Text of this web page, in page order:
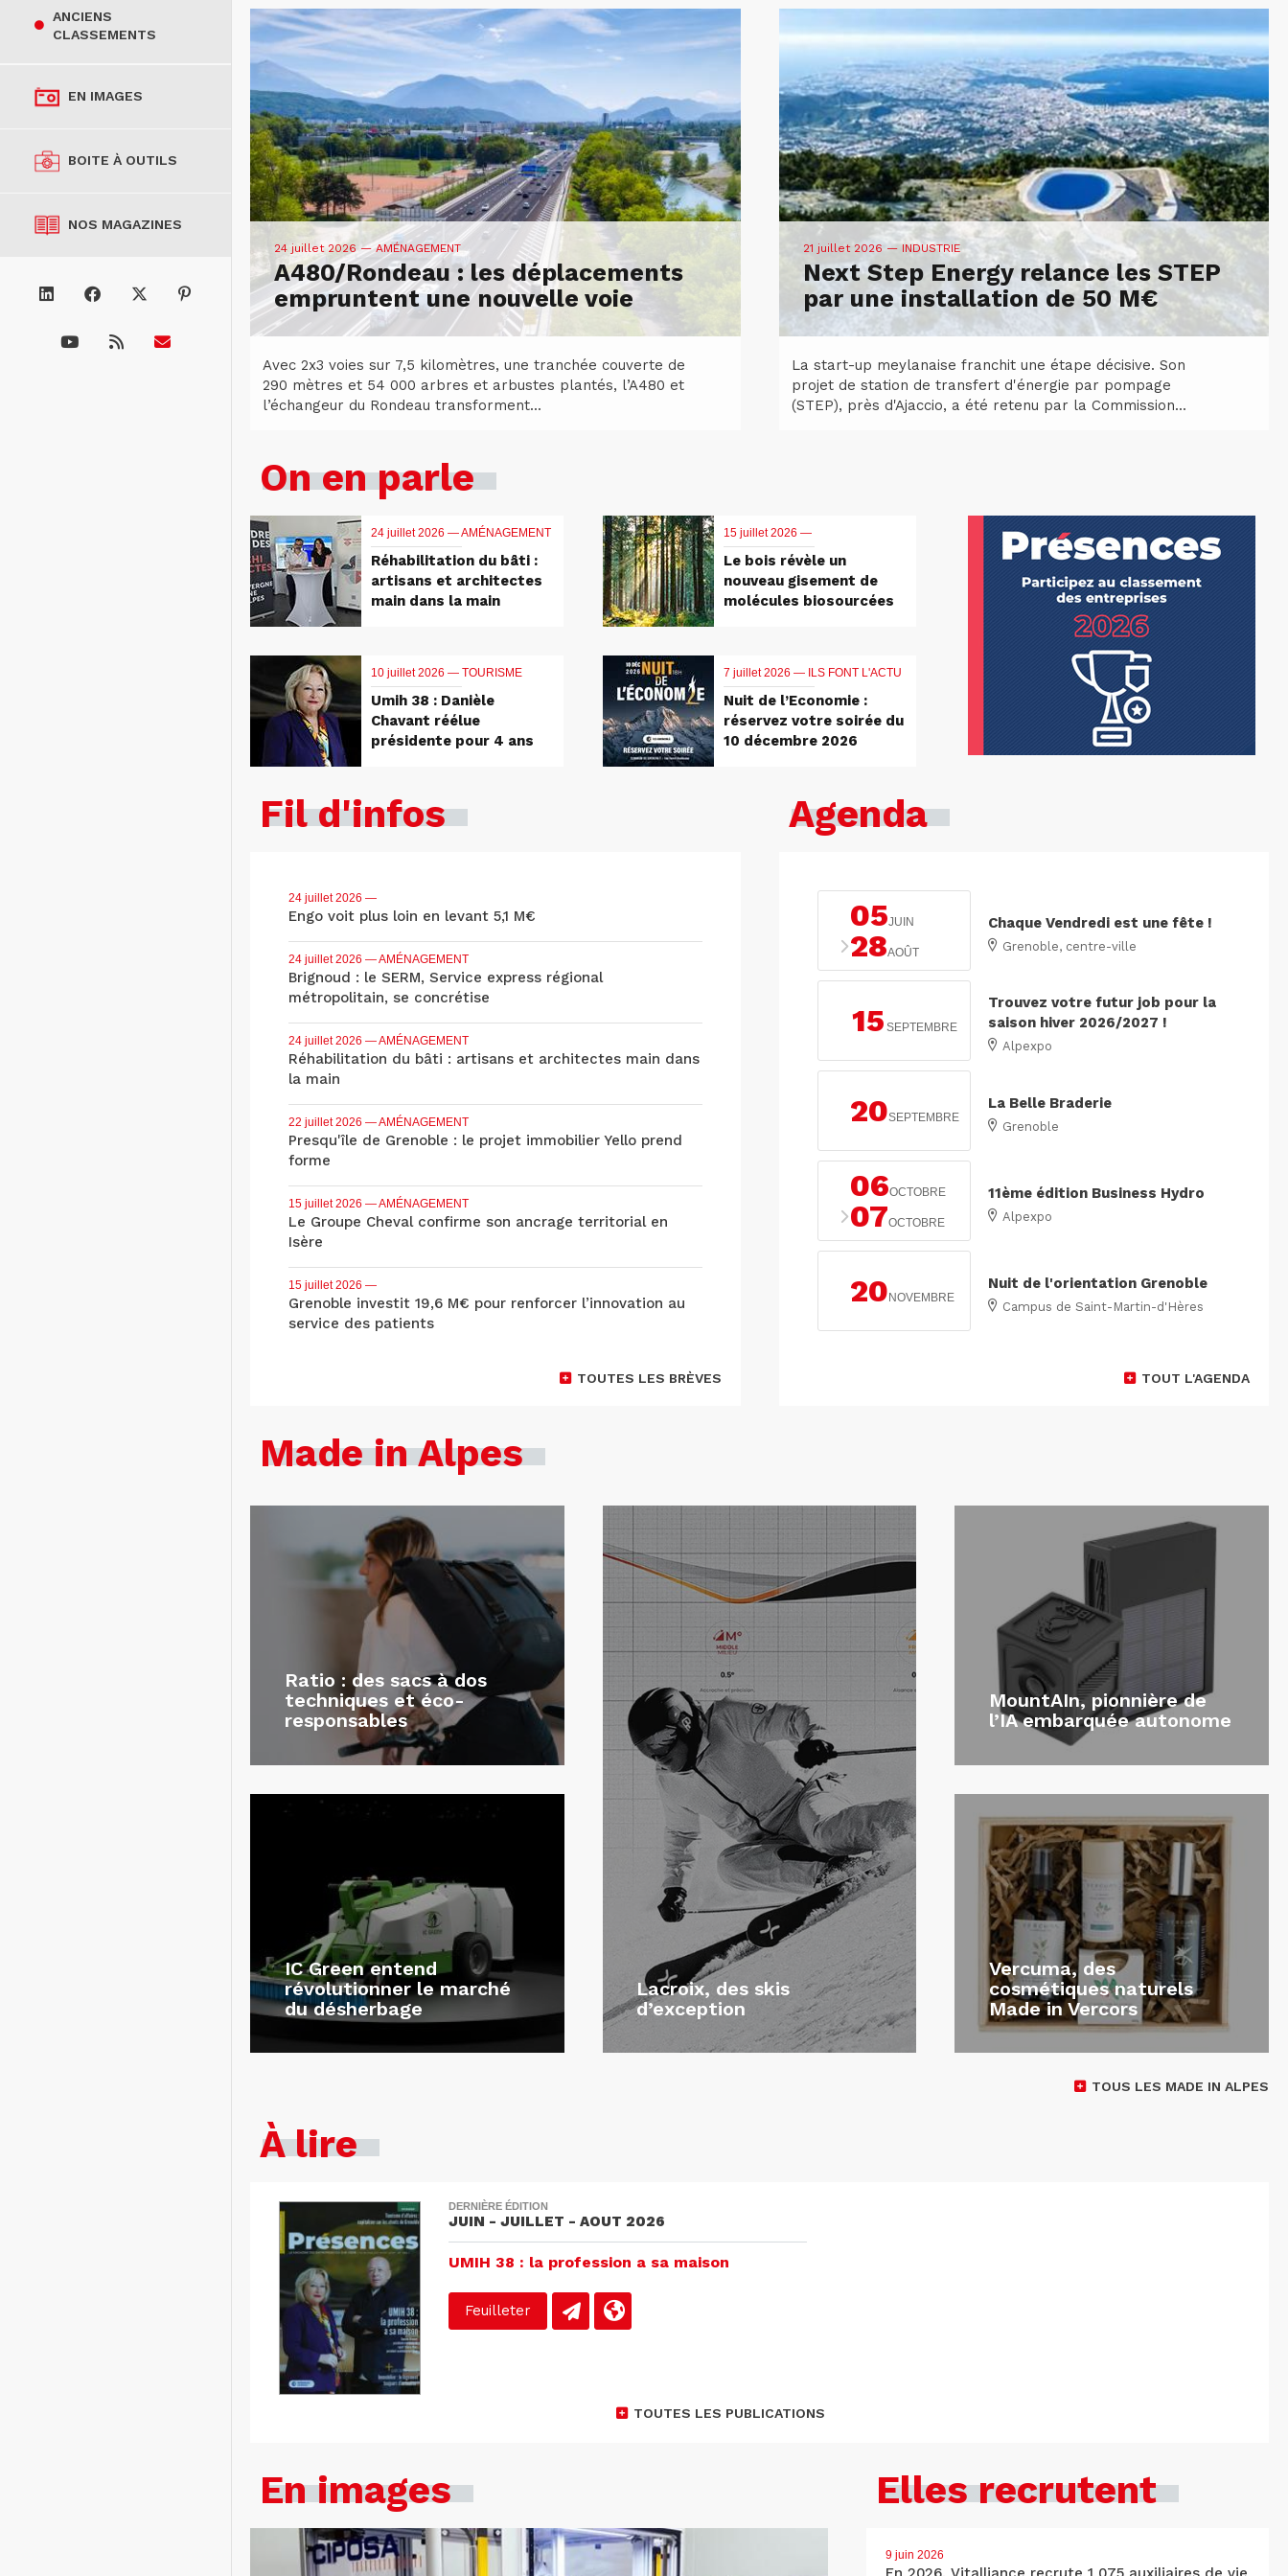
ANCIENS
CLASSEMENTS
EN IMAGES
BOITE À OUTILS
NOS MAGAZINES
24 juillet 2026 — AMÉNAGEMENT
A480/Rondeau : les déplacements
empruntent une nouvelle voie
Avec 2x3 voies sur 7,5 kilomètres, une tranchée couverte de
290 mètres et 54 000 arbres et arbustes plantés, l’A480 et
l’échangeur du Rondeau transforment...
21 juillet 2026 — INDUSTRIE
Next Step Energy relance les STEP
par une installation de 50 M€
La start-up meylanaise franchit une étape décisive. Son
projet de station de transfert d'énergie par pompage
(STEP), près d'Ajaccio, a été retenu par la Commission...
On en parle
24 juillet 2026 —AMÉNAGEMENT
Réhabilitation du bâti :
artisans et architectes
main dans la main
15 juillet 2026 —
Le bois révèle un
nouveau gisement de
molécules biosourcées
10 juillet 2026 — TOURISME
Umih 38 : Danièle
Chavant réélue
présidente pour 4 ans
7 juillet 2026 — ILS FONT L'ACTU
Nuit de l’Economie :
réservez votre soirée du
10 décembre 2026
Fil d'infos
24 juillet 2026 —
Engo voit plus loin en levant 5,1 M€
24 juillet 2026 — AMÉNAGEMENT
Brignoud : le SERM, Service express régional
métropolitain, se concrétise
24 juillet 2026 — AMÉNAGEMENT
Réhabilitation du bâti : artisans et architectes main dans
la main
22 juillet 2026 — AMÉNAGEMENT
Presqu'île de Grenoble : le projet immobilier Yello prend
forme
15 juillet 2026 — AMÉNAGEMENT
Le Groupe Cheval confirme son ancrage territorial en
Isère
15 juillet 2026 —
Grenoble investit 19,6 M€ pour renforcer l’innovation au
service des patients
TOUTES LES BRÈVES
Agenda
05JUIN
28AOÛT
Chaque Vendredi est une fête !
Grenoble, centre-ville
15 SEPTEMBRE
Trouvez votre futur job pour la
saison hiver 2026/2027 !
Alpexpo
20SEPTEMBRE
La Belle Braderie
Grenoble
06OCTOBRE
07OCTOBRE
11ème édition Business Hydro
Alpexpo
20 NOVEMBRE
Nuit de l'orientation Grenoble
Campus de Saint-Martin-d'Hères
TOUT L'AGENDA
Made in Alpes
Ratio : des sacs à dos
techniques et éco-
responsables
IC Green entend
révolutionner le marché
du désherbage
Lacroix, des skis
d’exception
MountAIn, pionnière de
l’IA embarquée autonome
Vercuma, des
cosmétiques naturels
Made in Vercors
TOUS LES MADE IN ALPES
À lire
DERNIÈRE ÉDITION
JUIN - JUILLET - AOUT 2026
UMIH 38 : la profession a sa maison
Feuilleter
TOUTES LES PUBLICATIONS
En images Elles recrutent
9 juin 2026